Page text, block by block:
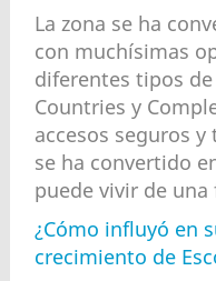
La zona se ha
con muchísimas
diferentes tipos
Countries y
accesos seguros
se ha convertido
puede vivir de
¿Cómo influyó en
crecimiento de